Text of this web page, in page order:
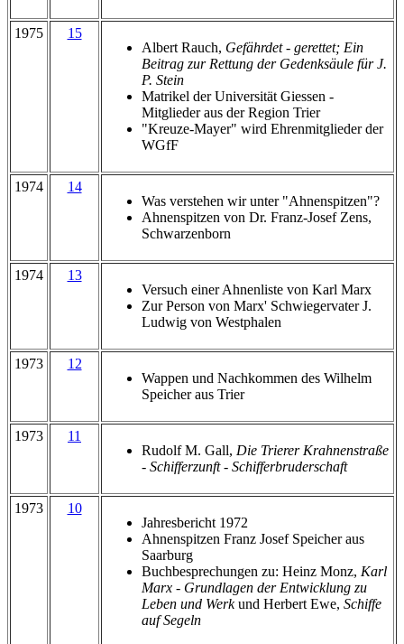
1975
15
Albert Rauch, Gefährdet - gerettet; Ein
Beitrag zur Rettung der Gedenksäule für J.
P. Stein
Matrikel der Universität Giessen -
Mitglieder aus der Region Trier
"Kreuze-Mayer" wird Ehrenmitglieder der
WGfF
1974
14
Was verstehen wir unter "Ahnenspitzen"?
Ahnenspitzen von Dr. Franz-Josef Zens,
Schwarzenborn
1974
13
Versuch einer Ahnenliste von Karl Marx
Zur Person von Marx' Schwiegervater J.
Ludwig von Westphalen
1973
12
Wappen und Nachkommen des Wilhelm
Speicher aus Trier
1973
11
Rudolf M. Gall, Die Trierer Krahnenstraße
- Schifferzunft - Schifferbruderschaft
1973
10
Jahresbericht 1972
Ahnenspitzen Franz Josef Speicher aus
Saarburg
Buchbesprechungen zu: Heinz Monz, Karl
Marx - Grundlagen der Entwicklung zu
Leben und Werkund Herbert Ewe, Schiffe
auf Segeln